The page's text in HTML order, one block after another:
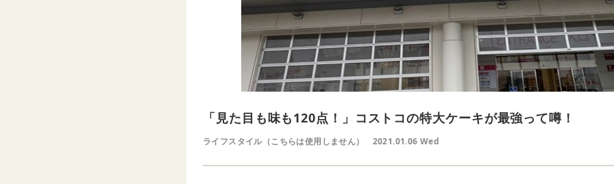
「見た目も味も120点！」コストコの特大ケーキが最強って噂！
ライフスタイル（こちらは使用しません） 2021.01.06 Wed